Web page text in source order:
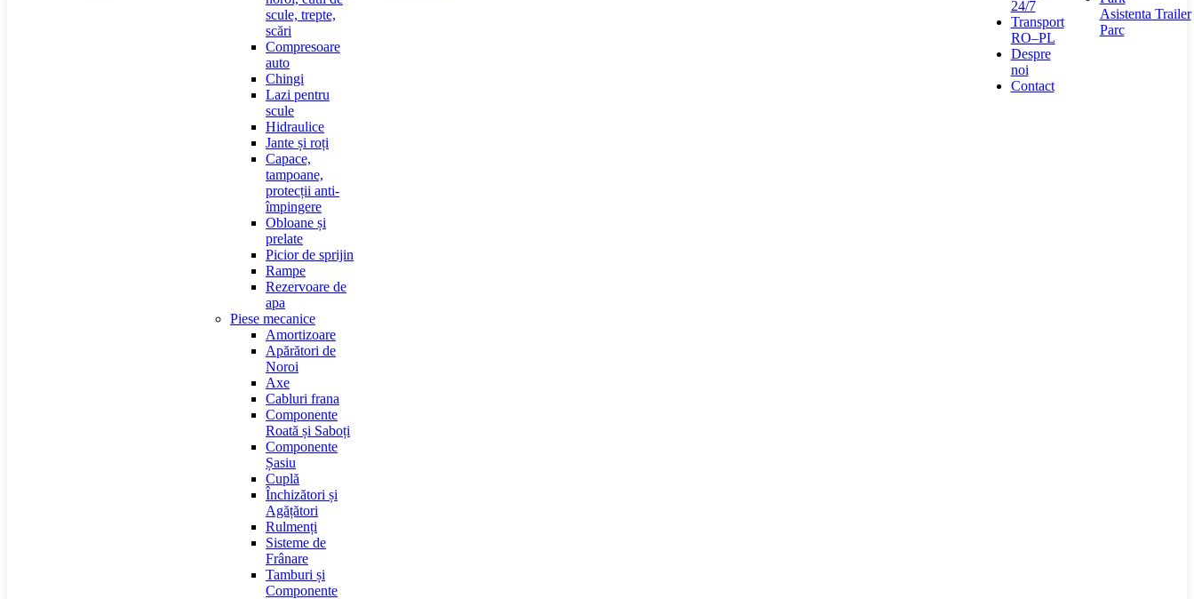
scule, trepte,
scări
Compresoare
auto
Chingi
Lazi pentru
scule
Hidraulice
Jante și roți
Capace,
tampoane,
protecții anti-
împingere
Obloane și
prelate
Picior de sprijin
Rampe
Rezervoare de
apa
Piese mecanice
Amortizoare
Apărători de
Noroi
Axe
Cabluri frana
Componente
Roată și Saboți
Componente
Șasiu
Cuplă
Închizători și
Agățători
Rulmenți
Sisteme de
Frânare
Tamburi și
Componente
24/7
Transport
RO–PL
Despre
noi
Contact
Asistenta Trailer
Parc